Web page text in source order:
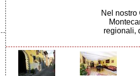
Nel nostro
regionali,